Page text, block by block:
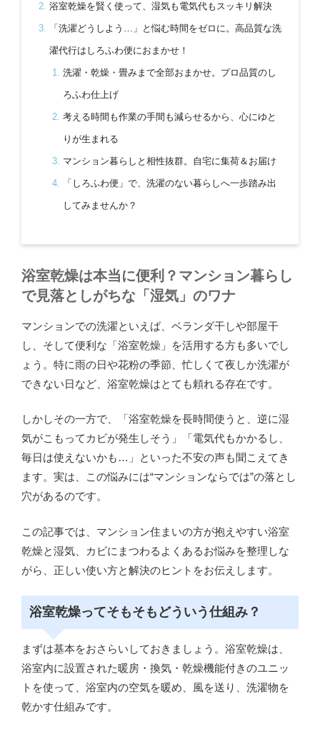
浴室乾燥を賢く使って、湿気も電気代もスッキリ解決
「洗濯どうしよう…」と悩む時間をゼロに。高品質な洗
濯代行はしろふわ便におまかせ！
洗濯・乾燥・畳みまで全部おまかせ。プロ品質のし
ろふわ仕上げ
考える時間も作業の手間も減らせるから、心にゆと
りが生まれる
マンション暮らしと相性抜群。自宅に集荷＆お届け
「しろふわ便」で、洗濯のない暮らしへ一歩踏み出
してみませんか？
浴室乾燥は本当に便利？マンション暮らし
で見落としがちな「湿気」のワナ
マンションでの洗濯といえば、ベランダ干しや部屋干
し、そして便利な「浴室乾燥」を活用する方も多いでし
ょう。特に雨の日や花粉の季節、忙しくて夜しか洗濯が
できない日など、浴室乾燥はとても頼れる存在です。
しかしその一方で、「浴室乾燥を長時間使うと、逆に湿
気がこもってカビが発生しそう」「電気代もかかるし、
毎日は使えないかも…」といった不安の声も聞こえてき
ます。実は、この悩みには“マンションならでは”の落とし
穴があるのです。
この記事では、マンション住まいの方が抱えやすい浴室
乾燥と湿気、カビにまつわるよくあるお悩みを整理しな
がら、正しい使い方と解決のヒントをお伝えします。
浴室乾燥ってそもそもどういう仕組み？
まずは基本をおさらいしておきましょう。浴室乾燥は、
浴室内に設置された暖房・換気・乾燥機能付きのユニッ
トを使って、浴室内の空気を暖め、風を送り、洗濯物を
乾かす仕組みです。